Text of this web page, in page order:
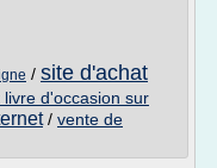
/ site d'achat
livre d'occasion sur
/ vente de